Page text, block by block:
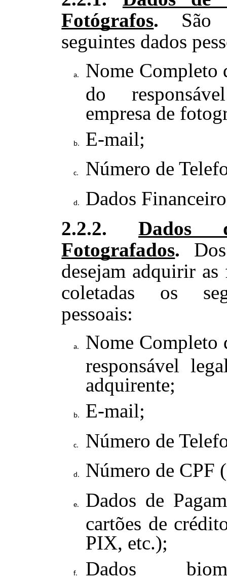
Fotógrafos. São
seguintes dados
Nome Completo
do
empresa de
E-mail;
Número de
Dados
2.2.2. Dados
Fotografados.
desejam adquirir as
coletadas os
pessoais:
Nome
responsável
adquirente;
E-mail;
Número de
Número de CPF
Dados de
cartões de
PIX, etc.);
Dados